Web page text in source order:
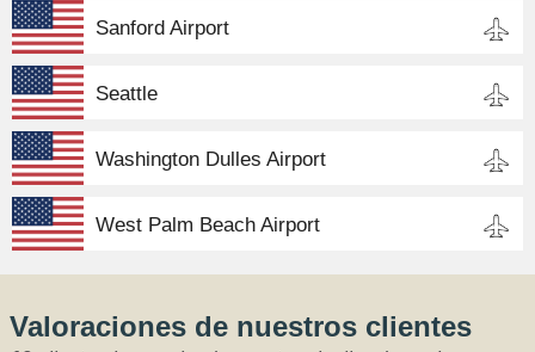
Sanford Airport
Seattle
Washington Dulles Airport
West Palm Beach Airport
Valoraciones de nuestros clientes